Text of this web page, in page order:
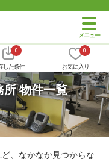
0
した条件
0
お気に入り
所 物件一覧
、なかなか見つからな